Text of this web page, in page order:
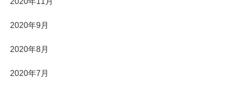
2020年9月
2020年8月
2020年7月